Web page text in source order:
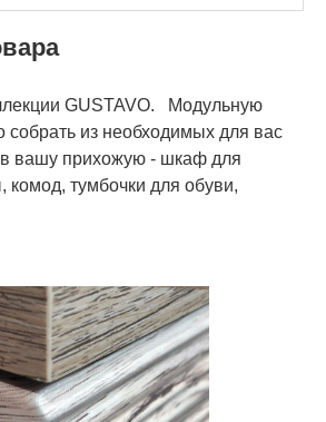
GUSTAVO. Модульную
из необходимых для вас
вашу прихожую - шкаф для
комод, тумбочки для обуви,